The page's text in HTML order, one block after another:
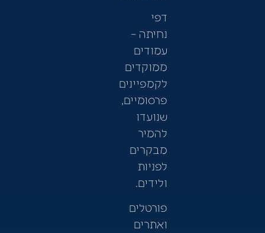
דפי
נחיתה –
עמודים
ממוקדים
לקמפיינים
פרסומיים,
שנועדו
להמיר
מבקרים
לפניות
ולידים.
פורטלים
ואתרים